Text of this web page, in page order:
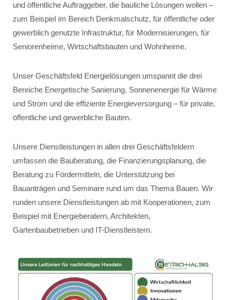
und öffentliche Auftraggeber, die bauliche Lösungen wollen –
zum Beispiel im Bereich Denkmalschutz, für öffentliche oder
gewerblich genutzte Infrastruktur, für Modernisierungen, für
Seniorenheime, Wirtschaftsbauten und Wohnheime.
Unser Geschäftsfeld Energielösungen umspannt die drei
Bereiche Energetische Sanierung, Sonnenenergie für Wärme
und Strom und die effiziente Energieversorgung – für private,
öffentliche und gewerbliche Bauten.
Unsere Dienstleistungen in allen drei Geschäftsfeldern
umfassen die Bauberatung, die Finanzierungsplanung, die
Beratung zu Fördermitteln, die Unterstützung bei
Bauanträgen und Seminare rund um das Thema Bauen. Wir
runden unsere Dienstleistungen ab mit Kooperationen, zum
Beispiel mit Energieberatern, Architekten,
Gartenbaubetrieben und IT-Dienstleistern.